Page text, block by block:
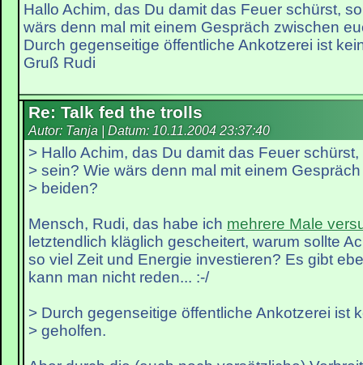
Hallo Achim, das Du damit das Feuer schürst,
wärs denn mal mit einem Gespräch zwischen
Durch gegenseitige öffentliche Ankotzerei ist
Gruß Rudi
Re: Talk fed the trolls
Autor: Tanja | Datum: 10.11.2004 23:37:40
> Hallo Achim, das Du damit das Feuer
> sein? Wie wärs denn mal mit einem
> beiden?
Mensch, Rudi, das habe ich mehrere Male
letztendlich kläglich gescheitert, warum sollte
so viel Zeit und Energie investieren? Es gibt
kann man nicht reden... :-/
> Durch gegenseitige öffentliche Ankotzerei ist
> geholfen.